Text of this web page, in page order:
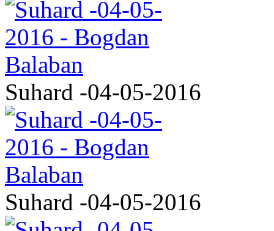
Suhard -04-05-2016
Suhard -04-05-2016